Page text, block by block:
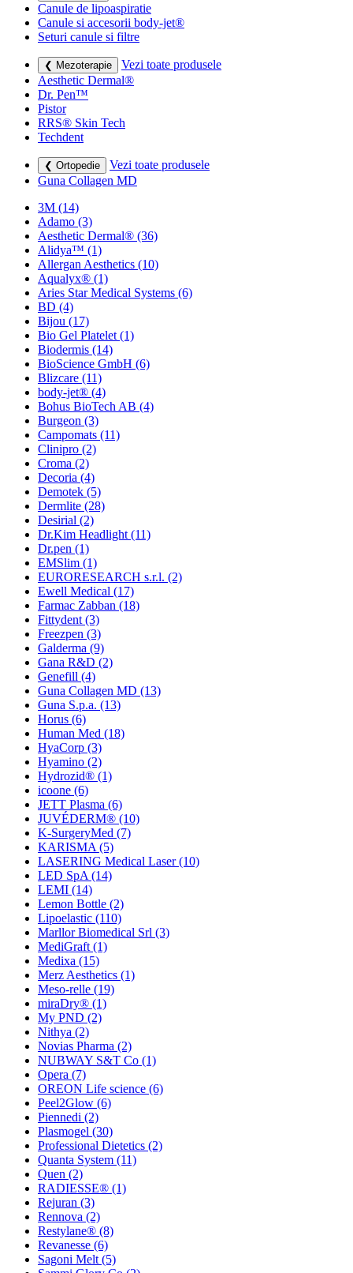
Canule de lipoaspiratie
Canule si accesorii body-jet®
Seturi canule si filtre
❮ Mezoterapie
Vezi toate produsele
Aesthetic Dermal®
Dr. Pen™
Pistor
RRS® Skin Tech
Techdent
❮ Ortopedie
Vezi toate produsele
Guna Collagen MD
3M (14)
Adamo (3)
Aesthetic Dermal® (36)
Alidya™ (1)
Allergan Aesthetics (10)
Aqualyx® (1)
Aries Star Medical Systems (6)
BD (4)
Bijou (17)
Bio Gel Platelet (1)
Biodermis (14)
BioScience GmbH (6)
Blizcare (11)
body-jet® (4)
Bohus BioTech AB (4)
Burgeon (3)
Campomats (11)
Clinipro (2)
Croma (2)
Decoria (4)
Demotek (5)
Dermlite (28)
Desirial (2)
Dr.Kim Headlight (11)
Dr.pen (1)
EMSlim (1)
EURORESEARCH s.r.l. (2)
Ewell Medical (17)
Farmac Zabban (18)
Fittydent (3)
Freezpen (3)
Galderma (9)
Gana R&D (2)
Genefill (4)
Guna Collagen MD (13)
Guna S.p.a. (13)
Horus (6)
Human Med (18)
HyaCorp (3)
Hyamino (2)
Hydrozid® (1)
icoone (6)
JETT Plasma (6)
JUVÉDERM® (10)
K-SurgeryMed (7)
KARISMA (5)
LASERING Medical Laser(10)
LED SpA (14)
LEMI (14)
Lemon Bottle (2)
Lipoelastic (110)
Marllor Biomedical Srl (3)
MediGraft (1)
Medixa (15)
Merz Aesthetics (1)
Meso-relle (19)
miraDry® (1)
My PND (2)
Nithya (2)
Novias Pharma (2)
NUBWAY S&T Co (1)
Opera (7)
OREON Life science (6)
Peel2Glow (6)
Piennedi (2)
Plasmogel (30)
Professional Dietetics (2)
Quanta System (11)
Quen (2)
RADIESSE® (1)
Rejuran (3)
Rennova (2)
Restylane® (8)
Revanesse (6)
Sagoni Melt (5)